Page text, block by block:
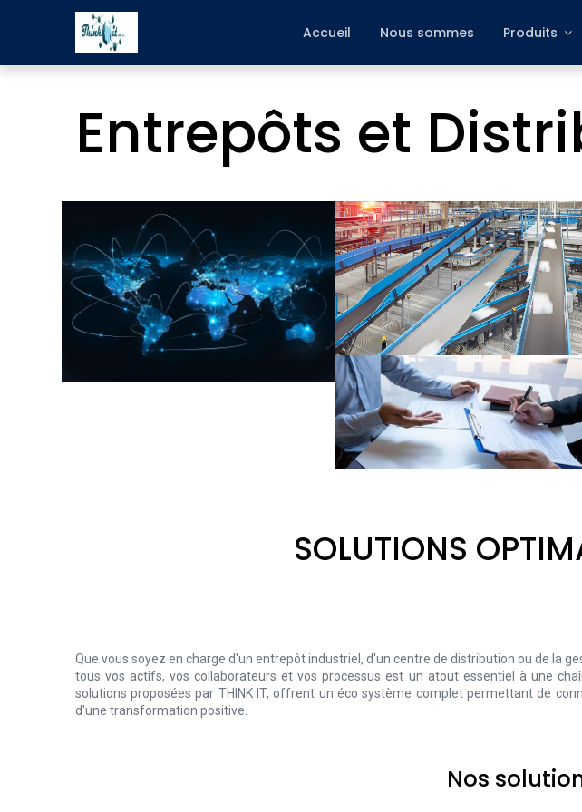
Accueil Nous sommes Produits
Entrepôts et
SOLUTIONS
Que vous soyez en charge d'un entrepôt industriel, d'un centre de distribution ou de la
tous vos actifs, vos collaborateurs et vos processus est un atout essentiel à une
solutions proposées par THINK IT, offrent un éco système complet permettant de
d'une transformation positive.
Nos